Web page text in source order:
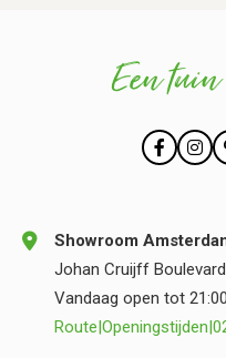
Een tuin
Showroom
Johan Cruijff
Vandaag open tot
Route|Openingstijden|